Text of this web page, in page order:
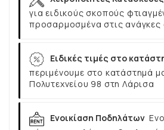
για ειδικούς σκοπούς
προσαρμοσμένα στις ανάγκες
Ειδικές τιμές στο
περιμένουμε στο κατάστημά
Πολυτεχνείου 98 στη Λάρισα
Ενοικίαση Ποδηλάτων